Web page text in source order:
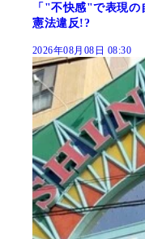
「"不快感"で表現の
憲法違反!?
2026年08月08日 08:30